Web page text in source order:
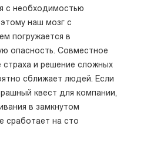
с необходимостью
наш мозг с
погружается в
опасность. Совместное
страха и решение сложных
сближает людей. Если
квест для компании,
в замкнутом
сработает на сто